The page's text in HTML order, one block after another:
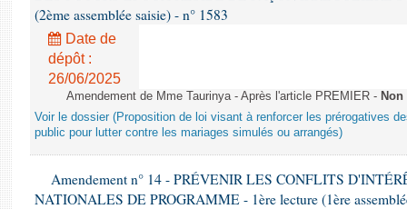
(2ème assemblée saisie) - n° 1583
Date de
dépôt :
26/06/2025
Amendement de Mme Taurinya - Après l'article PREMIER -
Voir le dossier (Proposition de loi visant à renforcer les prérogatives
public pour lutter contre les mariages simulés ou arrangés)
Amendement n° 14 - PRÉVENIR LES CONFLITS
NATIONALES DE PROGRAMME - 1ère lecture (1ère